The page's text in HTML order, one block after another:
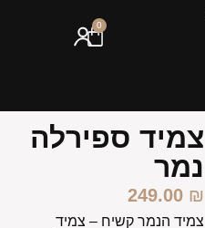
0
צמיד ספירלה
נמר
249.00 ₪
צמיד הנמר קשיח – צמיד